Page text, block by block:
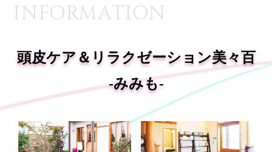
INFORMATION
頭皮ケア＆リラクゼーション美々百
-みみも-